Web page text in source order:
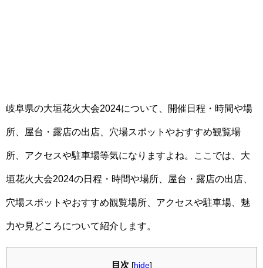
岐阜県の大垣花火大会2024について、開催日程・時間や場
所、屋台・露店の出店、穴場スポットやおすすめ観覧場
所、アクセスや駐車場等気になりますよね。ここでは、大
垣花火大会2024の日程・時間や場所、屋台・露店の出店、
穴場スポットやおすすめ観覧場所、アクセスや駐車場、魅
力や見どころについて紹介します。
目次 [hide]